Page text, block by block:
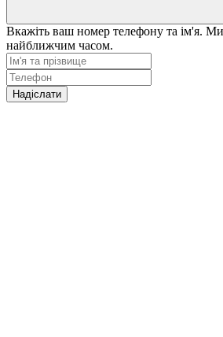
Вкажіть ваш номер телефону та ім'я.
найближчим часом.
Надіслати